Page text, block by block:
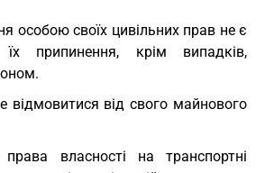
особою своїх цивільних прав не є
припинення, крім випадків,
від свого майнового
власності на транспортні